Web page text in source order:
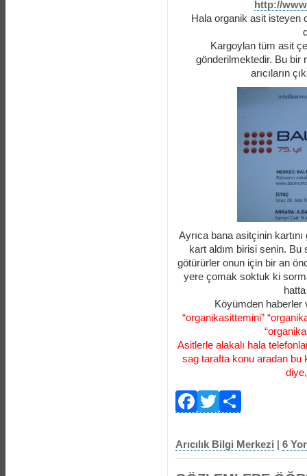
http://
Hala organik asit isteyen
Kargoylan tüm asit
gönderilmektedir. Bu bir
arıcıların
Ayrıca bana asitçinin
kart aldım birisi senin. Bu
götürürler onun için bir an
yere çomak soktuk ki
Köyümden haberler
“organikasittemini”
Asitlerle alakalı hala
sag tarafta konu aradan bu
Facebook
Twitter
Arıcılık Bilgi Merkezi | 6